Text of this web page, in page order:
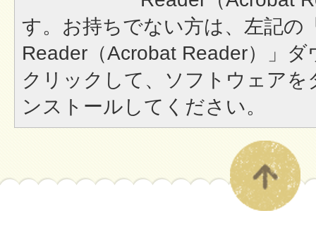
す。お持ちでない方は、左記の
Reader（Acrobat Reader）」
クリックして、ソフトウェア
ンストールしてください。